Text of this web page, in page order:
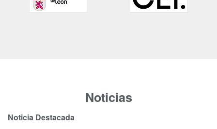
Noticias
Noticia Destacada